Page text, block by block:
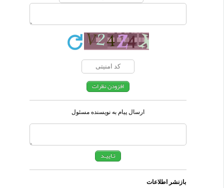
ارسال پیام به نویسنده مسئول
بازنشر اطلاعات